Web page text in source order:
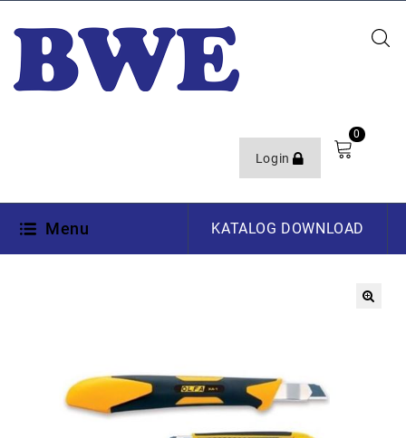
Login
0
Menu KATALOG DOWNLOAD